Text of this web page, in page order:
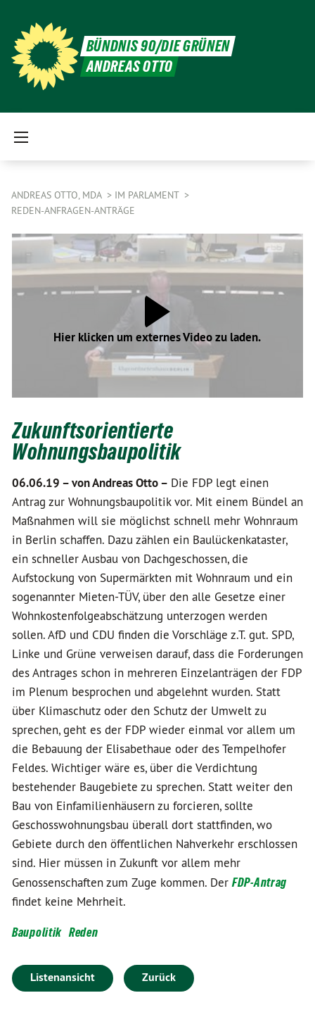
BÜNDNIS 90/DIE GRÜNEN
ANDREAS OTTO
ANDREAS OTTO, MDA
IM PARLAMENT
REDEN-ANFRAGEN-ANTRÄGE
Hier klicken um externes Video zu laden.
Zukunftsorientierte
Wohnungsbaupolitik
06.06.19 –von Andreas Otto – Die FDP legt einen
Antrag zur Wohnungsbaupolitik vor. Mit einem Bündel an
Maßnahmen will sie möglichst schnell mehr Wohnraum
in Berlin schaffen. Dazu zählen ein Baulückenkataster,
ein schneller Ausbau von Dachgeschossen, die
Aufstockung von Supermärkten mit Wohnraum und ein
sogenannter Mieten-TÜV, über den alle Gesetze einer
Wohnkostenfolgeabschätzung unterzogen werden
sollen. AfD und CDU finden die Vorschläge z.T. gut. SPD,
Linke und Grüne verweisen darauf, dass die Forderungen
des Antrages schon in mehreren Einzelanträgen der FDP
im Plenum besprochen und abgelehnt wurden. Statt
über Klimaschutz oder den Schutz der Umwelt zu
sprechen, geht es der FDP wieder einmal vor allem um
die Bebauung der Elisabethaue oder des Tempelhofer
Feldes. Wichtiger wäre es, über die Verdichtung
bestehender Baugebiete zu sprechen. Statt weiter den
Bau von Einfamilienhäusern zu forcieren, sollte
Geschosswohnungsbau überall dort stattfinden, wo
Gebiete durch den öffentlichen Nahverkehr erschlossen
sind. Hier müssen in Zukunft vor allem mehr
Genossenschaften zum Zuge kommen. DerFDP-Antrag
findet keine Mehrheit.
Baupolitik Reden
Listenansicht Zurück